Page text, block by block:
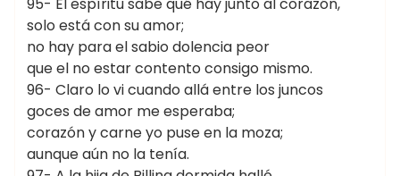
solo está con su amor;
no hay para el sabio dolencia peor
que el no estar contento consigo mismo.
96- Claro lo vi cuando allá entre los juncos
goces de amor me esperaba;
corazón y carne yo puse en la moza;
aunque aún no la tenía.